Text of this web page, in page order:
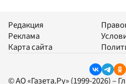
Редакция
Реклама
Карта сайта
© АО «Газета.Ру» (1999-2026) –